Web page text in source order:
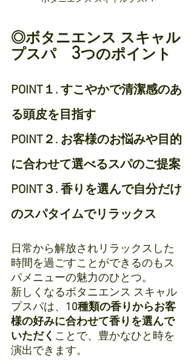
◎ボタニエンス スキャル
プスパ 3つのポイント
POINT１. すこやかで清潔感のあ
る頭皮を目指す
POINT２. お客様のお悩みや目的
に合わせて選べるスパのご提案
POINT３. 香りを選んで自分だけ
のスパタイムでリラックス
日常から解放されリラックスした
時間を過ごすことができるのもス
パメニューの魅力のひとつ。
新しくなるボタニエンス スキャル
プスパは、 10種類の香りからお客
様の好みに合わせて香りを選んで
いただく ことで、豊かなひと時を
演出できます。